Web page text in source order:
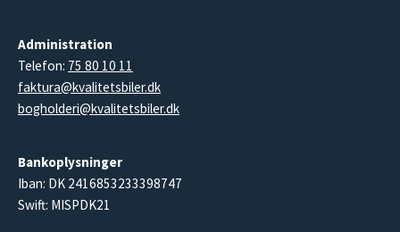
Administration
Telefon: 75 80 10 11
faktura@kvalitetsbiler.dk
bogholderi@kvalitetsbiler.dk
Bankoplysninger
Iban: DK 2416853233398747
Swift: MISPDK21